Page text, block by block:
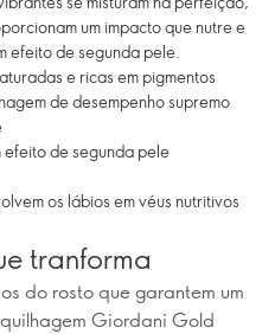
um impacto que nutre e
efeito de segunda pele.
e ricas em pigmentos
de desempenho supremo
efeito de segunda pele
os lábios em véus nutritivos
tranforma
do rosto que garantem um
Giordani Gold